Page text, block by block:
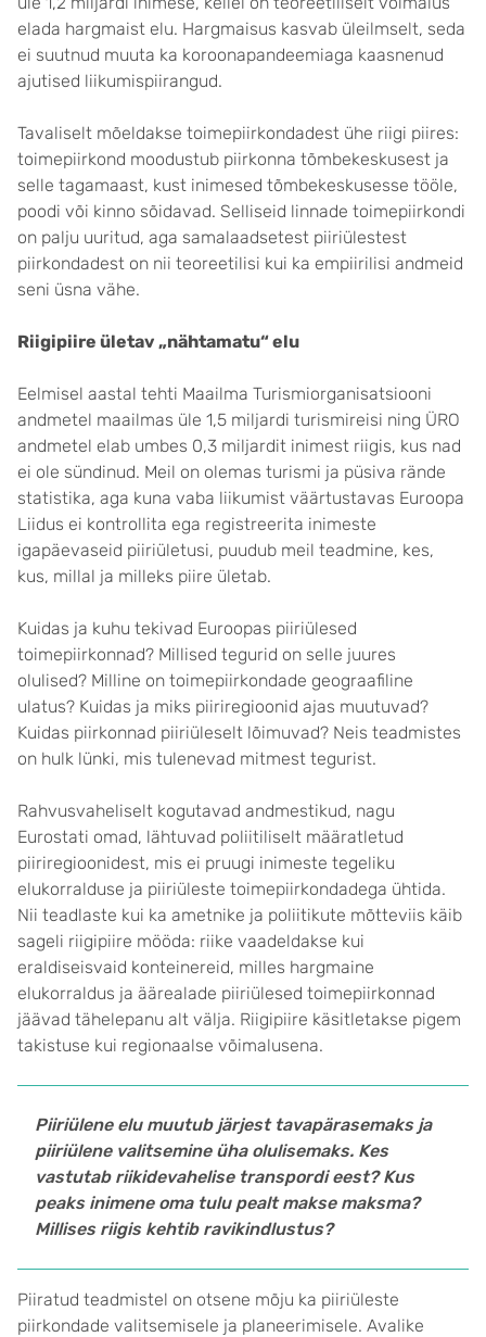
elada hargmaist elu. Hargmaisus kasvab üleilmselt, seda
ei suutnud muuta ka koroonapandeemiaga kaasnenud
ajutised liikumispiirangud.
Tavaliselt mõeldakse toimepiirkondadest ühe riigi piires:
toimepiirkond moodustub piirkonna tõmbekeskusest ja
selle tagamaast, kust inimesed tõmbekeskusesse tööle,
poodi või kinno sõidavad. Selliseid linnade toimepiirkondi
on palju uuritud, aga samalaadsetest piiriülestest
piirkondadest on nii teoreetilisi kui ka empiirilisi andmeid
seni üsna vähe.
Riigipiire ületav „nähtamatu“ elu
Eelmisel aastal tehti Maailma Turismiorganisatsiooni
andmetel maailmas üle 1,5 miljardi turismireisi ning ÜRO
andmetel elab umbes 0,3 miljardit inimest riigis, kus nad
ei ole sündinud. Meil on olemas turismi ja püsiva rände
statistika, aga kuna vaba liikumist väärtustavas Euroopa
Liidus ei kontrollita ega registreerita inimeste
igapäevaseid piiriületusi, puudub meil teadmine, kes,
kus, millal ja milleks piire ületab.
Kuidas ja kuhu tekivad Euroopas piiriülesed
toimepiirkonnad? Millised tegurid on selle juures
olulised? Milline on toimepiirkondade geograafiline
ulatus? Kuidas ja miks piiriregioonid ajas muutuvad?
Kuidas piirkonnad piiriüleselt lõimuvad? Neis teadmistes
on hulk lünki, mis tulenevad mitmest tegurist.
Rahvusvaheliselt kogutavad andmestikud, nagu
Eurostati omad, lähtuvad poliitiliselt määratletud
piiriregioonidest, mis ei pruugi inimeste tegeliku
elukorralduse ja piiriüleste toimepiirkondadega ühtida.
Nii teadlaste kui ka ametnike ja poliitikute mõtteviis käib
sageli riigipiire mööda: riike vaadeldakse kui
eraldiseisvaid konteinereid, milles hargmaine
elukorraldus ja äärealade piiriülesed toimepiirkonnad
jäävad tähelepanu alt välja. Riigipiire käsitletakse pigem
takistuse kui regionaalse võimalusena.
Piiriülene elu muutub järjest tavapärasemaks ja
piiriülene valitsemine üha olulisemaks. Kes
vastutab riikidevahelise transpordi eest? Kus
peaks inimene oma tulu pealt makse maksma?
Millises riigis kehtib ravikindlustus?
Piiratud teadmistel on otsene mõju ka piiriüleste
piirkondade valitsemisele ja planeerimisele. Avalike